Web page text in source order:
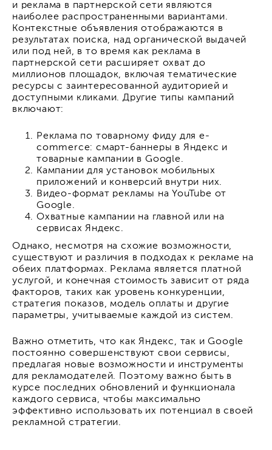
и реклама в партнерской сети являются
наиболее распространенными вариантами.
Контекстные объявления отображаются в
результатах поиска, над органической выдачей
или под ней, в то время как реклама в
партнерской сети расширяет охват до
миллионов площадок, включая тематические
ресурсы с заинтересованной аудиторией и
доступными кликами. Другие типы кампаний
включают:
Реклама по товарному фиду для e-
commerce: смарт-баннеры в Яндекс и
товарные кампании в Google.
Кампании для установок мобильных
приложений и конверсий внутри них.
Видео-формат рекламы на YouTube от
Google.
Охватные кампании на главной или на
сервисах Яндекс.
Однако, несмотря на схожие возможности,
существуют и различия в подходах к рекламе на
обеих платформах. Реклама является платной
услугой, и конечная стоимость зависит от ряда
факторов, таких как уровень конкуренции,
стратегия показов, модель оплаты и другие
параметры, учитываемые каждой из систем.
Важно отметить, что как Яндекс, так и Google
постоянно совершенствуют свои сервисы,
предлагая новые возможности и инструменты
для рекламодателей. Поэтому важно быть в
курсе последних обновлений и функционала
каждого сервиса, чтобы максимально
эффективно использовать их потенциал в своей
рекламной стратегии.